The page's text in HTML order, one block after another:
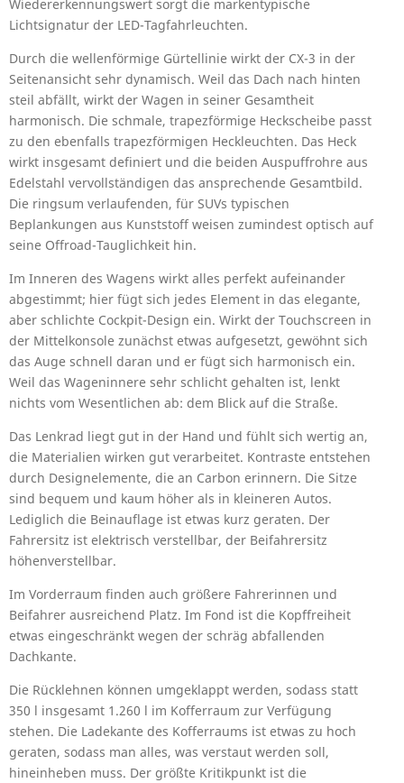
Wiedererkennungswert sorgt die markentypische
Lichtsignatur der LED-Tagfahrleuchten.
Durch die wellenförmige Gürtellinie wirkt der CX-3 in der
Seitenansicht sehr dynamisch. Weil das Dach nach hinten
steil abfällt, wirkt der Wagen in seiner Gesamtheit
harmonisch. Die schmale, trapezförmige Heckscheibe passt
zu den ebenfalls trapezförmigen Heckleuchten. Das Heck
wirkt insgesamt definiert und die beiden Auspuffrohre aus
Edelstahl vervollständigen das ansprechende Gesamtbild.
Die ringsum verlaufenden, für SUVs typischen
Beplankungen aus Kunststoff weisen zumindest optisch auf
seine Offroad-Tauglichkeit hin.
Im Inneren des Wagens wirkt alles perfekt aufeinander
abgestimmt; hier fügt sich jedes Element in das elegante,
aber schlichte Cockpit-Design ein. Wirkt der Touchscreen in
der Mittelkonsole zunächst etwas aufgesetzt, gewöhnt sich
das Auge schnell daran und er fügt sich harmonisch ein.
Weil das Wageninnere sehr schlicht gehalten ist, lenkt
nichts vom Wesentlichen ab: dem Blick auf die Straße.
Das Lenkrad liegt gut in der Hand und fühlt sich wertig an,
die Materialien wirken gut verarbeitet. Kontraste entstehen
durch Designelemente, die an Carbon erinnern. Die Sitze
sind bequem und kaum höher als in kleineren Autos.
Lediglich die Beinauflage ist etwas kurz geraten. Der
Fahrersitz ist elektrisch verstellbar, der Beifahrersitz
höhenverstellbar.
Im Vorderraum finden auch größere Fahrerinnen und
Beifahrer ausreichend Platz. Im Fond ist die Kopffreiheit
etwas eingeschränkt wegen der schräg abfallenden
Dachkante.
Die Rücklehnen können umgeklappt werden, sodass statt
350 l insgesamt 1.260 l im Kofferraum zur Verfügung
stehen. Die Ladekante des Kofferraums ist etwas zu hoch
geraten, sodass man alles, was verstaut werden soll,
hineinheben muss. Der größte Kritikpunkt ist die